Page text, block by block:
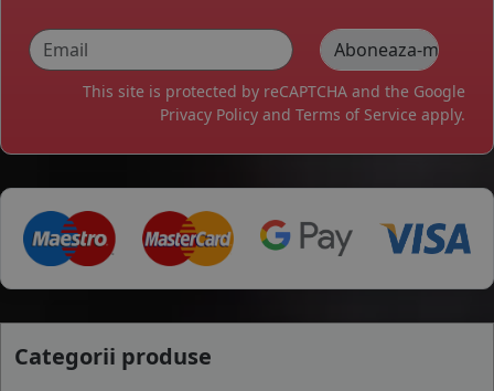
This site is protected by reCAPTCHA and the Google
Privacy Policy and Terms of Service apply.
Categorii produse